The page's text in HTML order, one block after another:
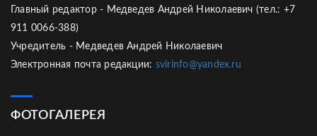
Главный редактор - Медведев Андрей Николаевич (тел.: +7
911 0066-388)
Учредитель - Медведев Андрей Николаевич
Электронная почта редакции: svirinfo@yandex.ru
ФОТОГАЛЕРЕЯ